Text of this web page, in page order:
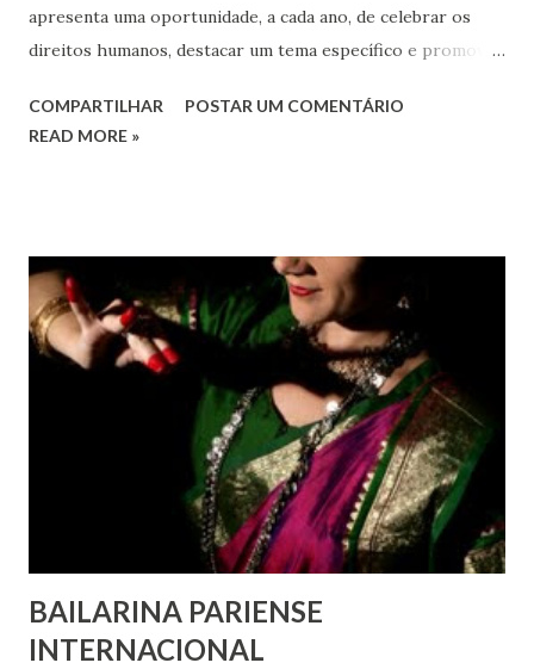
apresenta uma oportunidade, a cada ano, de celebrar os
direitos humanos, destacar um tema específico e promover
em todos os lugares. Este ano, o foco é sobre os direitos
Estes direitos humanos – os direitos à liberdade de opinião
e de expressão, de reunião pacífica e de associação, e de
participar no governo (artigos 19, 20 e 21 da Declaração
Universal dos Direitos Humanos ) – têm estado no centro
das mudanças históricas no mundo árabe nos últimos dois
anos, em que milhões foram às ruas para exigir mudanças.
Em outras partes do mundo, os “99%” fizeram suas vozes
serem ouvidas através ...
COMPARTILHAR
POSTAR UM COMENTÁRIO
READ MORE »
BAILARINA PARIENSE
INTERNACIONAL